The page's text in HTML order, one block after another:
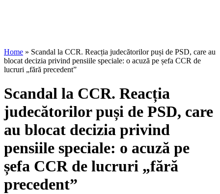
Home » Scandal la CCR. Reacția judecătorilor puși de PSD, care au
blocat decizia privind pensiile speciale: o acuză pe șefa CCR de
lucruri „fără precedent”
Scandal la CCR. Reacția
judecătorilor puși de PSD, care
au blocat decizia privind
pensiile speciale: o acuză pe
șefa CCR de lucruri „fără
precedent”